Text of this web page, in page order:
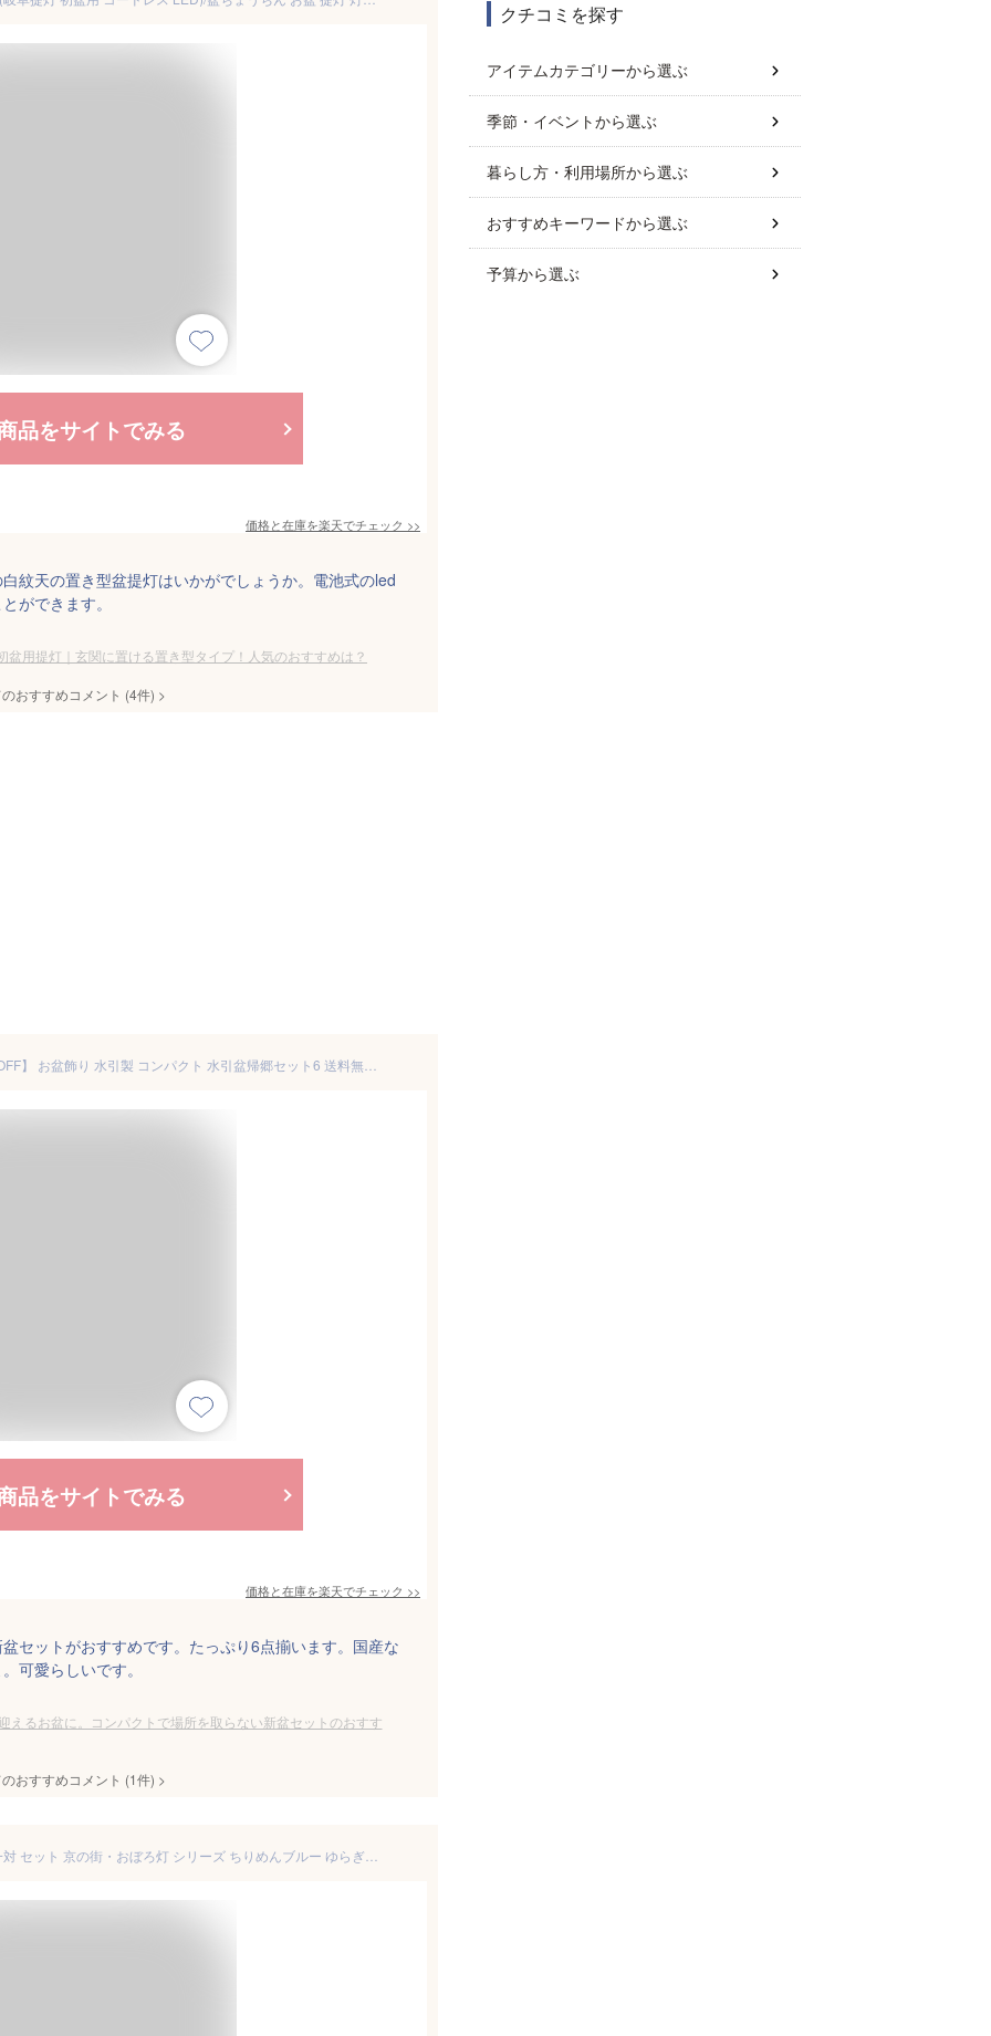
品をサイトでみる
価格と在庫を楽天でチェック >>
紋天の置き型盆提灯はいかがでしょうか。電池式のled
ができます。
盆用提灯｜玄関に置ける置き型タイプ！人気のおすすめは？
おすすめコメント (4件) >
品をサイトでみる
価格と在庫を楽天でチェック >>
セットがおすすめです。たっぷり6点揃います。国産な
可愛らしいです。
えるお盆に。コンパクトで場所を取らない新盆セットのおすす
おすすめコメント (1件) >
クチコミを探す
アイテムカテゴリーから選ぶ
季節・イベントから選ぶ
暮らし方・利用場所から選ぶ
おすすめキーワードから選ぶ
予算から選ぶ